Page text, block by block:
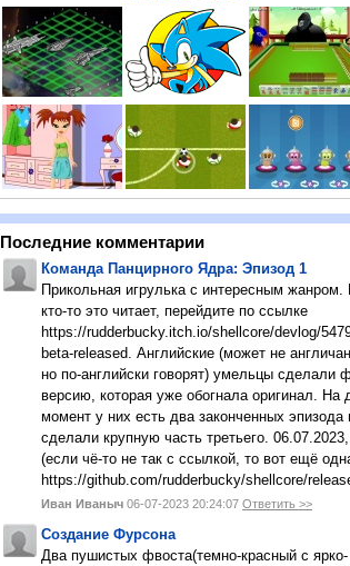
Последние комментарии
Команда Панцирного Ядра: Эпизод 1
Прикольная игрулька с интересным жанром.
кто-то это читает, перейдите по ссылке
https://rudderbucky.itch.io/shellcore/devlog/
beta-released. Английские (может не
но по-английски говорят) умельцы сделали
версию, которая уже обогнала оригинал. На
момент у них есть два законченных эпизода
сделали крупную часть третьего.
(если чё-то не так с ссылкой, то вот ещё
https://github.com/rudderbucky/shellcore/
Иван Иваныч 06-07-2023 20:24:07 Ответить >>
Создание Фурсона
Два пушистых фвоста(темно-красный с ярко-